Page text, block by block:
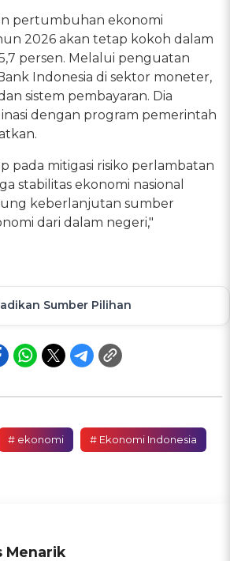
pertumbuhan ekonomi
2026 akan tetap kokoh dalam
persen. Melalui penguatan
Indonesia di sektor moneter,
sistem pembayaran. Dia
dengan program pemerintah
pada mitigasi risiko perlambatan
stabilitas ekonomi nasional
keberlanjutan sumber
dari dalam negeri,"
Sumber Pilihan
# ekonomi # Ekonomi Indonesia
Menarik